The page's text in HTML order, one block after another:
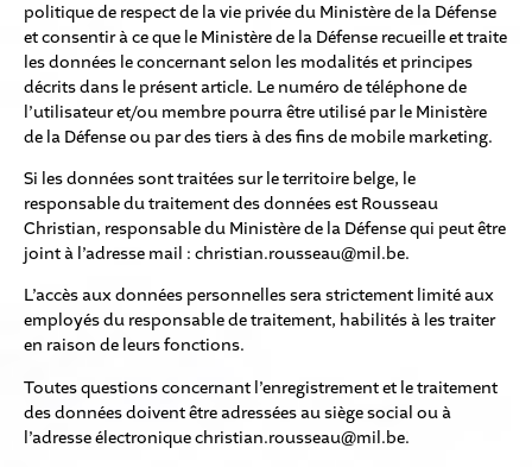
politique de respect de la vie privée du Ministère de la Défense
et consentir à ce que le Ministère de la Défense recueille et traite
les données le concernant selon les modalités et principes
décrits dans le présent article. Le numéro de téléphone de
l’utilisateur et/ou membre pourra être utilisé par le Ministère
de la Défense ou par des tiers à des fins de mobile marketing.
Si les données sont traitées sur le territoire belge, le
responsable du traitement des données est Rousseau
Christian, responsable du Ministère de la Défense qui peut être
joint à l’adresse mail : christian.rousseau@mil.be.
L’accès aux données personnelles sera strictement limité aux
employés du responsable de traitement, habilités à les traiter
en raison de leurs fonctions.
Toutes questions concernant l’enregistrement et le traitement
des données doivent être adressées au siège social ou à
l’adresse électronique christian.rousseau@mil.be.